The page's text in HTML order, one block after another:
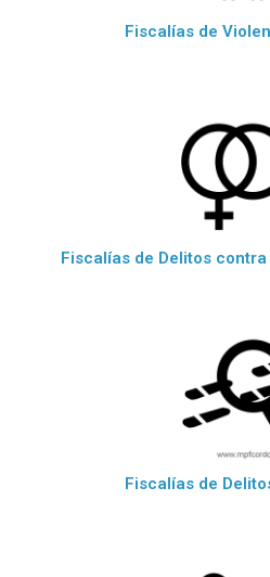
Fiscalías de
Fiscalías de Delitos
Fiscalías de